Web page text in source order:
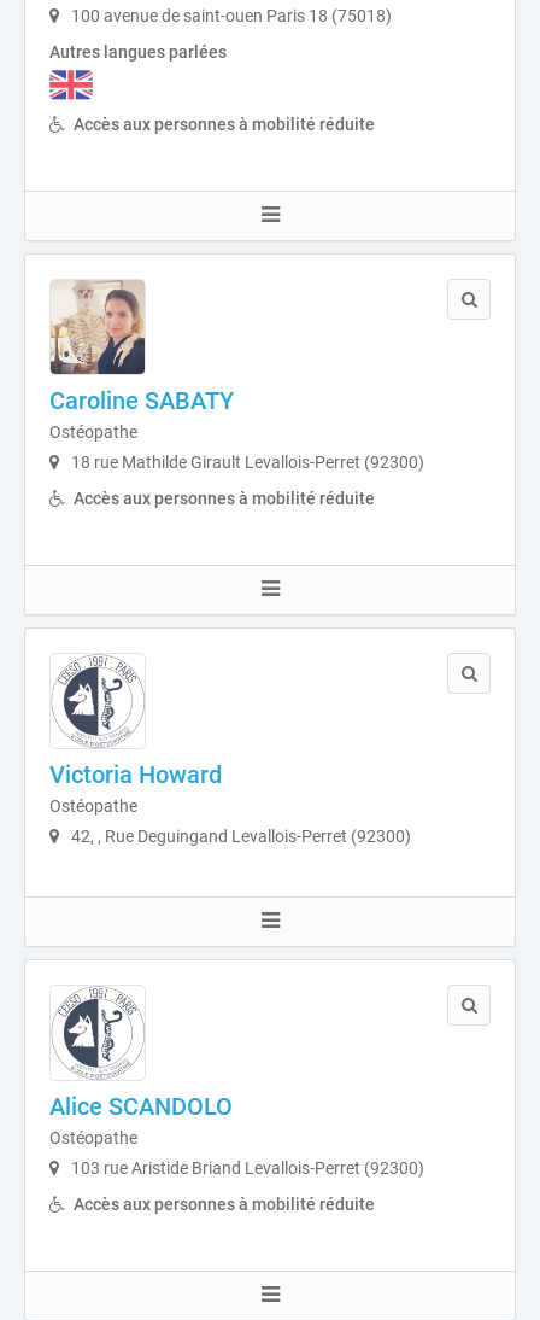
100 avenue de saint-ouen Paris 18 (75018)
Autres langues parlées
Accès aux personnes à mobilité réduite
Caroline SABATY
Ostéopathe
18 rue Mathilde Girault Levallois-Perret (92300)
Accès aux personnes à mobilité réduite
Victoria Howard
Ostéopathe
42, , Rue Deguingand Levallois-Perret (92300)
Alice SCANDOLO
Ostéopathe
103 rue Aristide Briand Levallois-Perret (92300)
Accès aux personnes à mobilité réduite